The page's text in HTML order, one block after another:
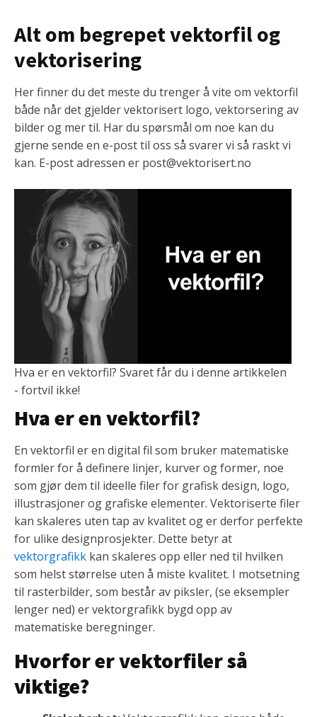
Alt om begrepet vektorfil og
vektorisering
Her finner du det meste du trenger å vite om vektorfil
både når det gjelder vektorisert logo, vektorsering av
bilder og mer til. Har du spørsmål om noe kan du
gjerne sende en e-post til oss så svarer vi så raskt vi
kan. E-post adressen er post@vektorisert.no
Hva er en vektorfil? Svaret får du i denne artikkelen
- fortvil ikke!
Hva er en vektorfil?
En vektorfil er en digital fil som bruker matematiske
formler for å definere linjer, kurver og former, noe
som gjør dem til ideelle filer for grafisk design, logo,
illustrasjoner og grafiske elementer. Vektoriserte filer
kan skaleres uten tap av kvalitet og er derfor perfekte
for ulike designprosjekter. Dette betyr at
vektorgrafikk kan skaleres opp eller ned til hvilken
som helst størrelse uten å miste kvalitet. I motsetning
til rasterbilder, som består av piksler, (se eksempler
lenger ned) er vektorgrafikk bygd opp av
matematiske beregninger.
Hvorfor er vektorfiler så
viktige?